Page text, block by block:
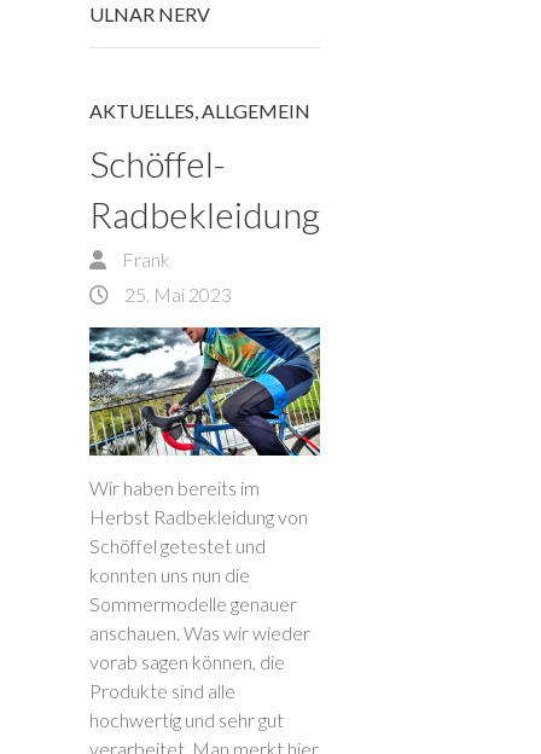
ULNAR NERV
AKTUELLES ALLGEMEIN
Schöffel-
Radbekleidung
Frank
25. Mai 2023
Wir haben bereits im
Herbst Radbekleidung von
Schöffel getestet und
konnten uns nun die
Sommermodelle genauer
anschauen. Was wir wieder
vorab sagen können, die
Produkte sind alle
hochwertig und sehr gut
verarbeitet. Man merkt hier